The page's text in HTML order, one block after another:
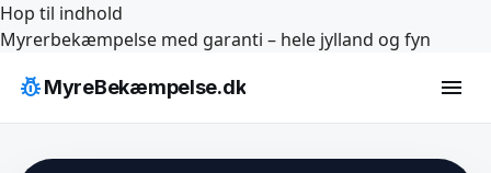
Hop til indhold
Myrerbekæmpelse med garanti – hele jylland og fyn
pest_controlMyreBekæmpelse.dk menu